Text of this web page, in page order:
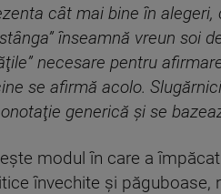
cât mai bine în
înseamnă vreun soi
necesare pentru
se afirmă acolo.
generică şi se
modul în care a
învechite şi păguboase,